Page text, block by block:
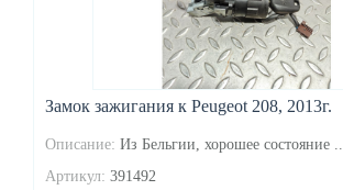
Замок зажигания к Peugeot 208, 2013г.
Описание: Из Бельгии, хорошее состояние ..
Артикул: 391492